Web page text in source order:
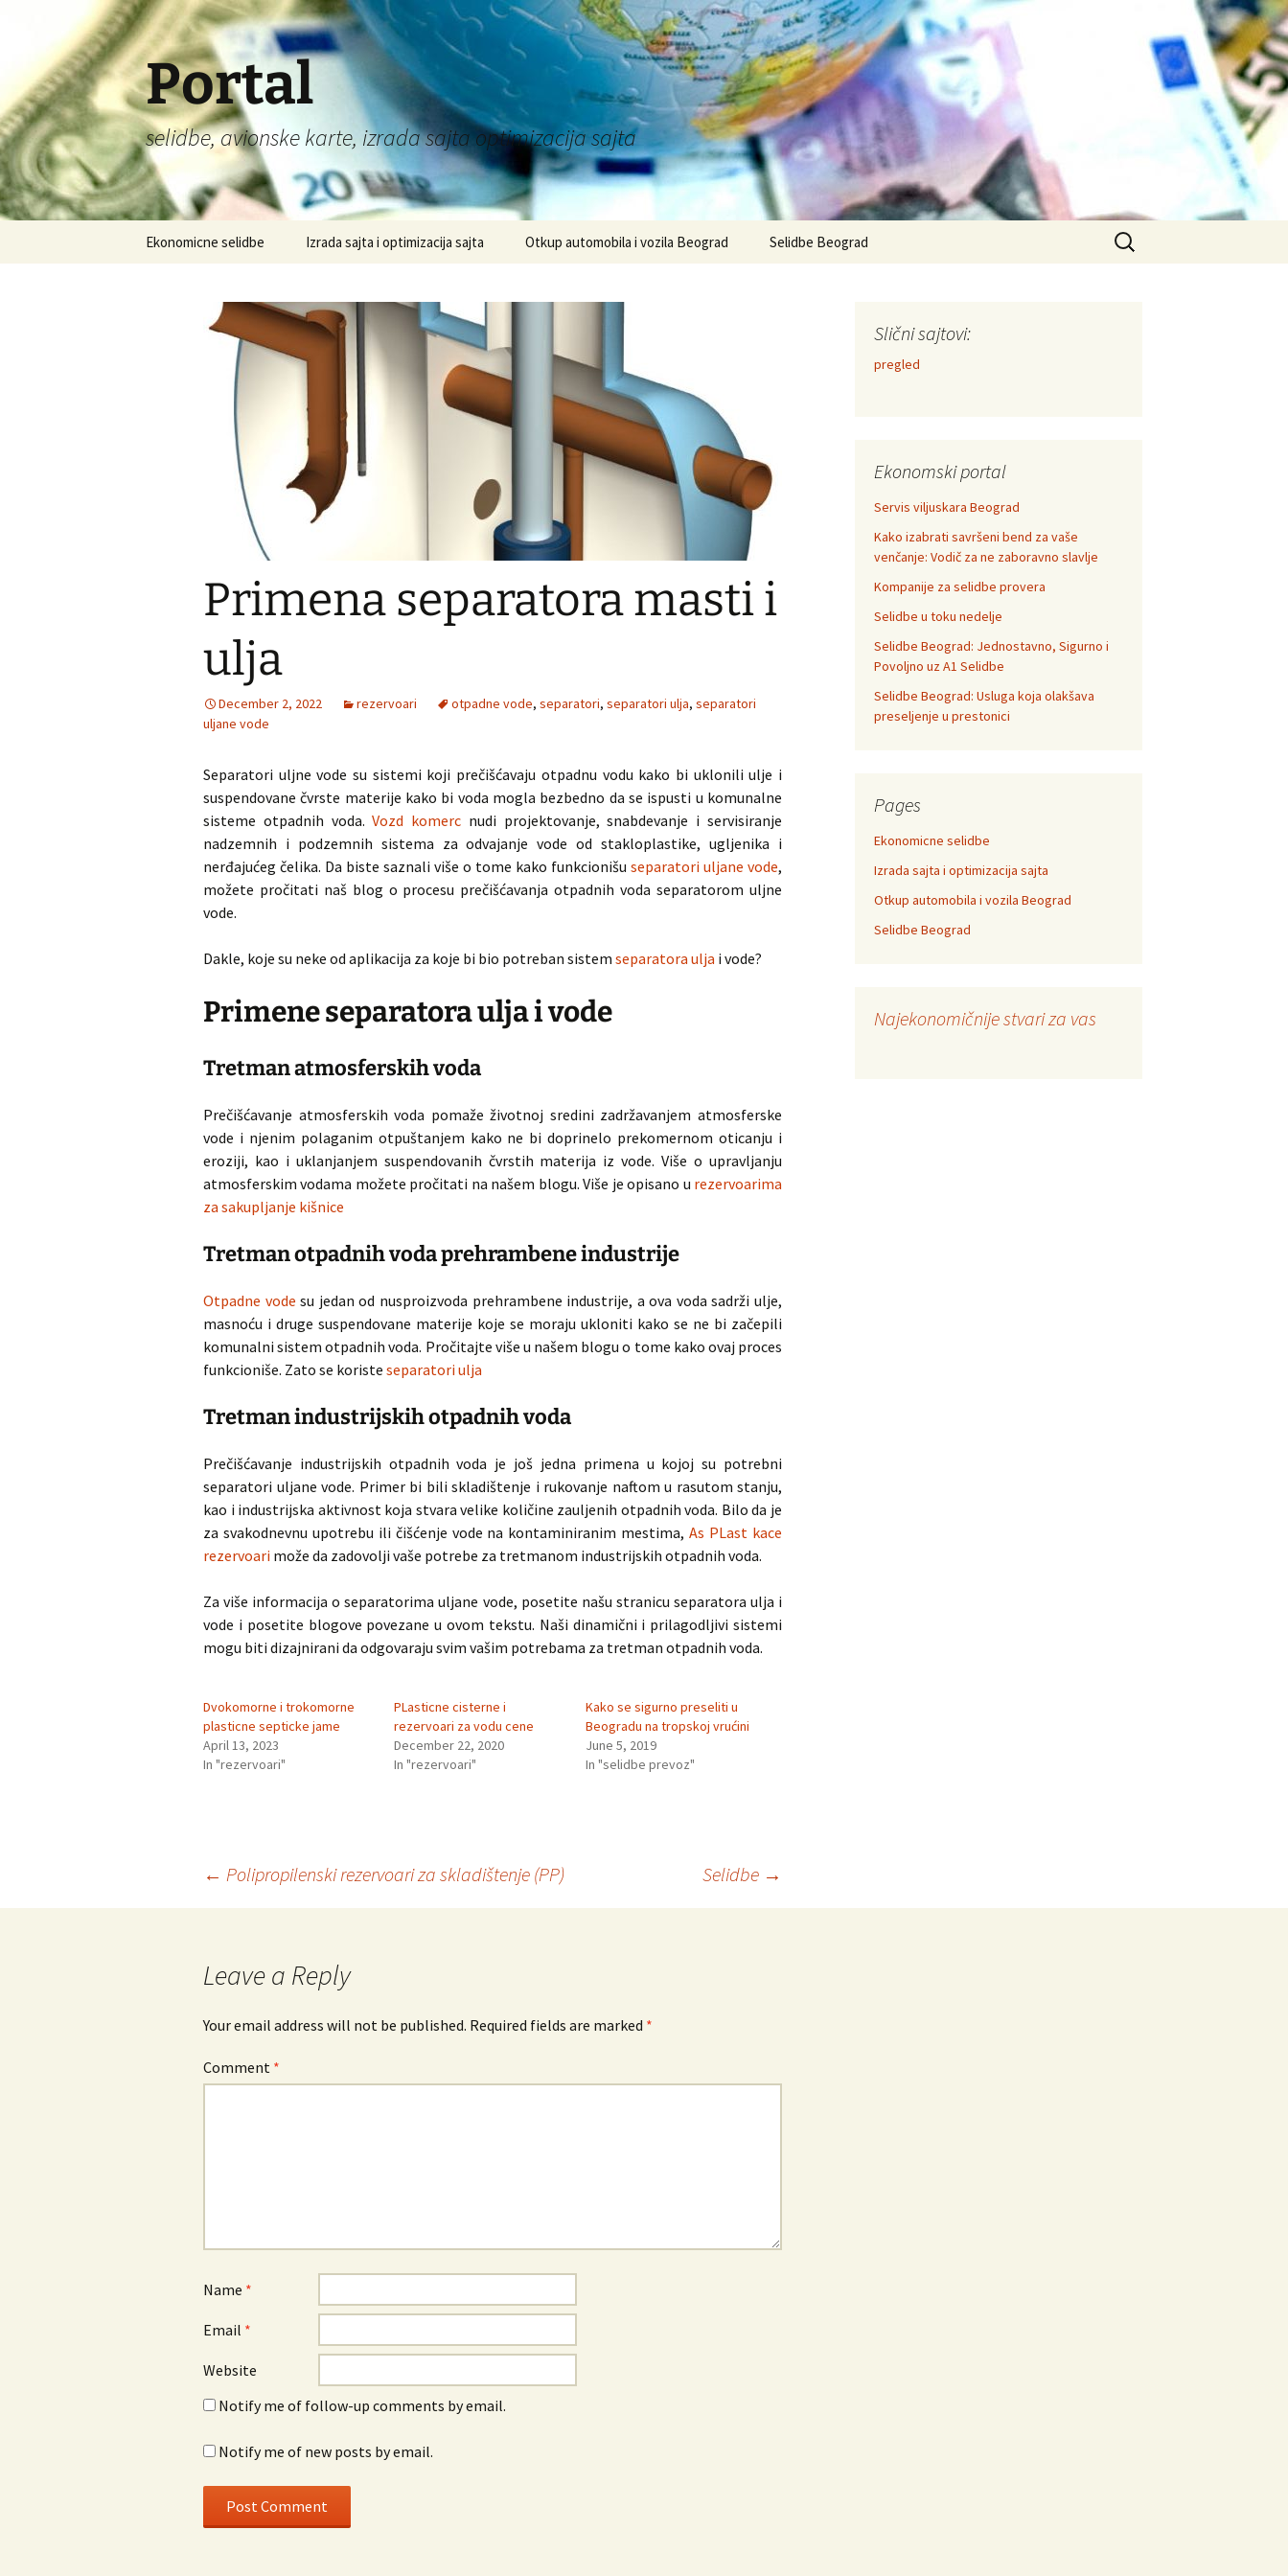
Portal
selidbe, avionske karte, izrada sajta optimizacija sajta
Ekonomicne selidbe Izrada sajta i optimizacija sajta Otkup automobila i vozila Beograd Selidbe Beograd
Search
for:
Primena separatora masti i
ulja
December 2, 2022 rezervoari otpadne vode, separatori, separatori ulja, separatori
uljane vode
Separatori uljne vode su sistemi koji prečišćavaju otpadnu vodu kako bi uklonili ulje i
suspendovane čvrste materije kako bi voda mogla bezbedno da se ispusti u komunalne
sisteme otpadnih voda.Vozd komerc nudi projektovanje, snabdevanje i servisiranje
nadzemnih i podzemnih sistema za odvajanje vode od stakloplastike, ugljenika i
nerđajućeg čelika. Da biste saznali više o tome kako funkcionišu separatori uljane vode,
možete pročitati naš blog o procesu prečišćavanja otpadnih voda separatorom uljne
vode.
Dakle, koje su neke od aplikacija za koje bi bio potreban sistem separatora ulja i vode?
Primene separatora ulja i vode
Tretman atmosferskih voda
Prečišćavanje atmosferskih voda pomaže životnoj sredini zadržavanjem atmosferske
vode i njenim polaganim otpuštanjem kako ne bi doprinelo prekomernom oticanju i
eroziji, kao i uklanjanjem suspendovanih čvrstih materija iz vode. Više o upravljanju
atmosferskim vodama možete pročitati na našem blogu. Više je opisano u rezervoarima
za sakupljanje kišnice
Tretman otpadnih voda prehrambene industrije
Otpadne vode su jedan od nusproizvoda prehrambene industrije, a ova voda sadrži ulje,
masnoću i druge suspendovane materije koje se moraju ukloniti kako se ne bi začepili
komunalni sistem otpadnih voda. Pročitajte više u našem blogu o tome kako ovaj proces
funkcioniše. Zato se koriste separatori ulja
Tretman industrijskih otpadnih voda
Prečišćavanje industrijskih otpadnih voda je još jedna primena u kojoj su potrebni
separatori uljane vode. Primer bi bili skladištenje i rukovanje naftom u rasutom stanju,
kao i industrijska aktivnost koja stvara velike količine zauljenih otpadnih voda. Bilo da je
za svakodnevnu upotrebu ili čišćenje vode na kontaminiranim mestima,As PLast kace
rezervoari može da zadovolji vaše potrebe za tretmanom industrijskih otpadnih voda.
Za više informacija o separatorima uljane vode, posetite našu stranicu separatora ulja i
vode i posetite blogove povezane u ovom tekstu. Naši dinamični i prilagodljivi sistemi
mogu biti dizajnirani da odgovaraju svim vašim potrebama za tretman otpadnih voda.
Dvokomorne i trokomorne
plasticne septicke jame
April 13, 2023
In "rezervoari"
PLasticne cisterne i
rezervoari za vodu cene
December 22, 2020
In "rezervoari"
Kako se sigurno preseliti u
Beogradu na tropskoj vrućini
June 5, 2019
In "selidbe prevoz"
← Polipropilenski rezervoari za skladištenje (PP) Selidbe →
Leave a Reply
Your email address will not be published. Required fields are marked *
Comment *
Name *
Email *
Website
Notify me of follow-up comments by email.
Notify me of new posts by email.
Slični sajtovi:
pregled
Ekonomski portal
Servis viljuskara Beograd
Kako izabrati savršeni bend za vaše
venčanje: Vodič za ne zaboravno slavlje
Kompanije za selidbe provera
Selidbe u toku nedelje
Selidbe Beograd: Jednostavno, Sigurno i
Povoljno uz A1 Selidbe
Selidbe Beograd: Usluga koja olakšava
preseljenje u prestonici
Pages
Ekonomicne selidbe
Izrada sajta i optimizacija sajta
Otkup automobila i vozila Beograd
Selidbe Beograd
Najekonomičnije stvari za vas